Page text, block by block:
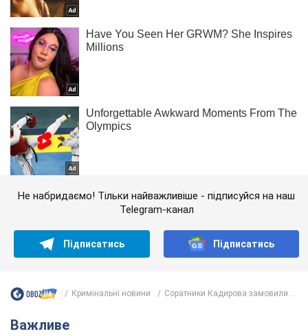
Не набридаємо! Тільки найважливіше - підписуйся на наш
Telegram-канал
Підписатись Підписатись
Кримінальні новини Соратники Кадирова замовили...
Важливе